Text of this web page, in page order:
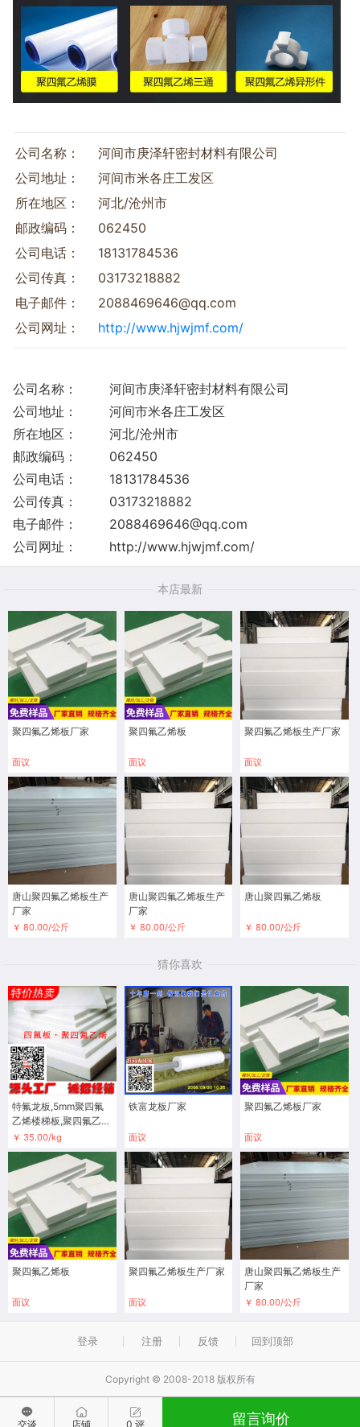
公司名称：
河间市庚泽轩密封材料有限公司
公司地址：
河间市米各庄工发区
所在地区：
河北/沧州市
邮政编码：
062450
公司电话：
18131784536
公司传真：
03173218882
电子邮件：
2088469646@qq.com
公司网址：
http://www.hjwjmf.com/
公司名称：
河间市庚泽轩密封材料有限公司
公司地址：
河间市米各庄工发区
所在地区：
河北/沧州市
邮政编码：
062450
公司电话：
18131784536
公司传真：
03173218882
电子邮件：
2088469646@qq.com
公司网址：
http://www.hjwjmf.com/
本店最新
聚四氟乙烯板厂家
面议
聚四氟乙烯板
面议
聚四氟乙烯板生产厂家
面议
唐山聚四氟乙烯板生产
厂家
￥ 80.00/公斤
唐山聚四氟乙烯板生产
厂家
￥ 80.00/公斤
唐山聚四氟乙烯板
￥ 80.00/公斤
猜你喜欢
特氟龙板,5mm聚四氟
乙烯楼梯板,聚四氟乙烯
板报价
￥ 35.00/kg
铁富龙板厂家
面议
聚四氟乙烯板厂家
面议
聚四氟乙烯板
面议
聚四氟乙烯板生产厂家
面议
唐山聚四氟乙烯板生产
厂家
￥ 80.00/公斤
交谈 店铺 0 评 留言询价
登录 注册 反馈 回到顶部
Copyright © 2008-2018 版权所有